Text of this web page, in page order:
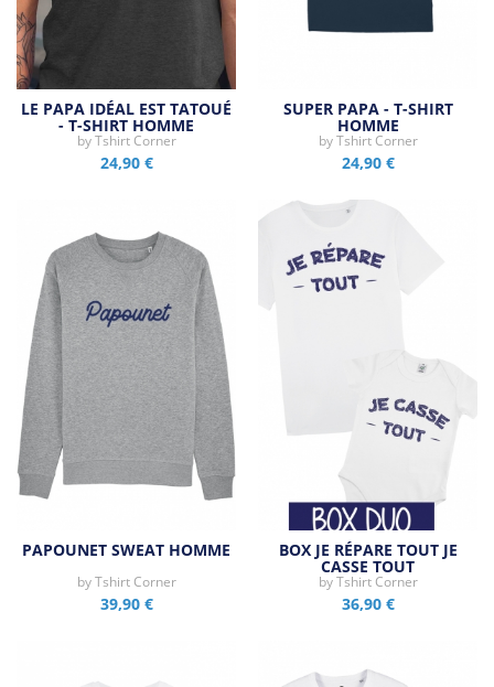
LE PAPA IDÉAL EST TATOUÉ
- T-SHIRT HOMME
byTshirt Corner
24,90 €
SUPER PAPA - T-SHIRT
HOMME
byTshirt Corner
24,90 €
PAPOUNET SWEAT HOMME
byTshirt Corner
39,90 €
BOX JE RÉPARE TOUT JE
CASSE TOUT
byTshirt Corner
36,90 €